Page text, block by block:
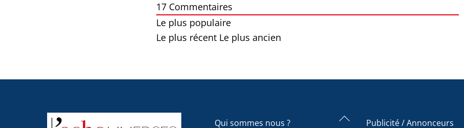
17Commentaires
Le plus populaire
Le plus récent Le plus ancien
Back
Qui sommes nous ? Publicité / Annonceurs